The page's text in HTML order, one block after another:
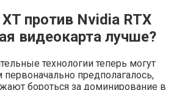
против Nvidia RTX
видеокарта лучше?
технологии теперь могут
предполагалось,
бороться за доминирование в